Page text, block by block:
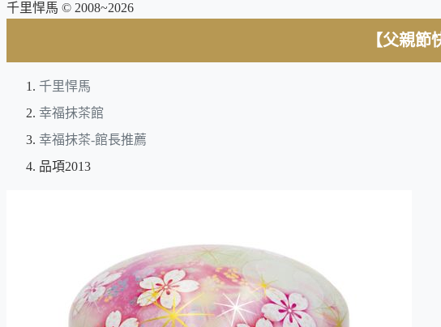
千里悍馬 © 2008~2026
【父親節
千里悍馬
幸福抹茶館
幸福抹茶-館長推薦
品項2013